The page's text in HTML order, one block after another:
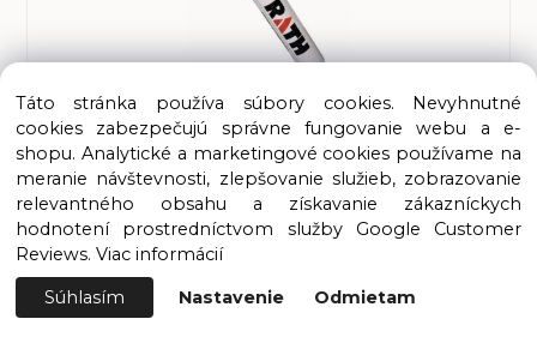
RATH - tmel FASERPLAST KERATHIN P, biely,
do 1000°C, kartuša 310 ml
skladom
33.65 €
Táto stránka používa súbory cookies. Nevyhnutné
cookies zabezpečujú správne fungovanie webu a e-
shopu. Analytické a marketingové cookies používame na
meranie návštevnosti, zlepšovanie služieb, zobrazovanie
relevantného obsahu a získavanie zákazníckych
hodnotení prostredníctvom služby Google Customer
Reviews. Viac informácií
Súhlasím
Nastavenie Odmietam